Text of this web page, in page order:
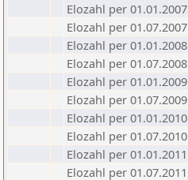
Elozahl per 01.01.2007
Elozahl per 01.07.2007
Elozahl per 01.01.2008
Elozahl per 01.07.2008
Elozahl per 01.01.2009
Elozahl per 01.07.2009
Elozahl per 01.01.2010
Elozahl per 01.07.2010
Elozahl per 01.01.2011
Elozahl per 01.07.2011